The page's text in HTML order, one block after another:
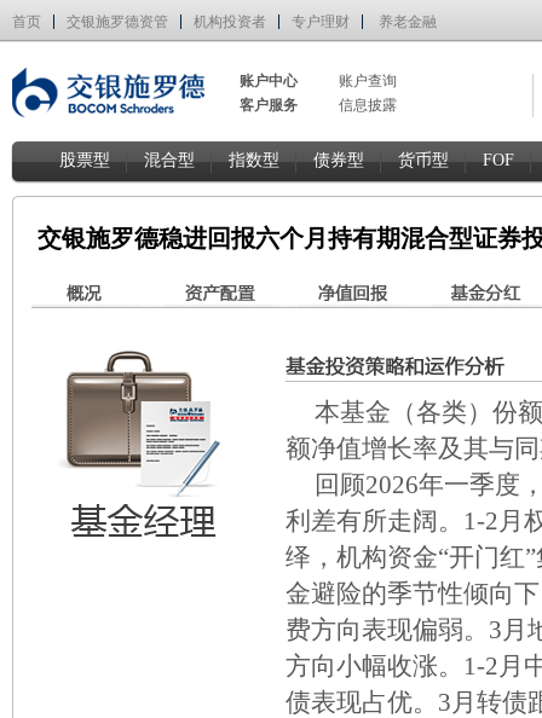
首页 交银施罗德资管 机构投资者 专户理财 养老金融
账户中心
账户查询
客户服务
信息披露
股票型 混合型 指数型 债券型 货币型 FOF
交银施罗德稳进回报六个月持有期混合型证券
本基金（各类）份
额净值增长率及其与
回顾2026年一季度
利差有所走阔。1-2月
绎，机构资金“开门红
金避险的季节性倾向
费方向表现偏弱。3月
方向小幅收涨。1-2月
债表现占优。3月转债